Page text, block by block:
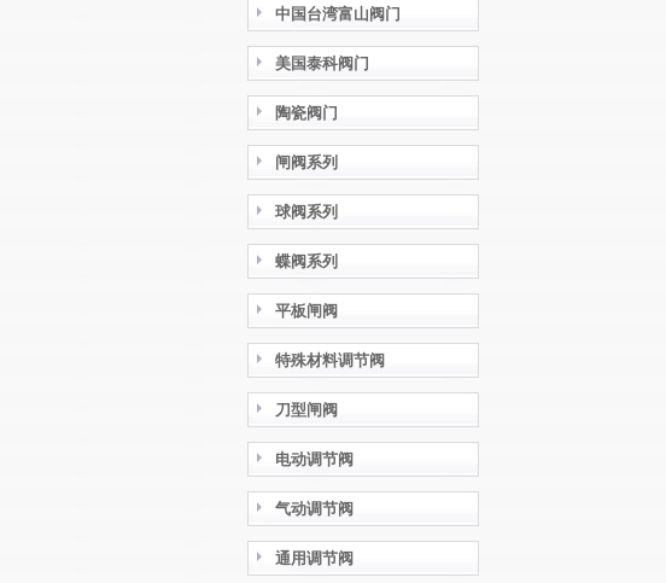
中国台湾富山阀门
美国泰科阀门
陶瓷阀门
闸阀系列
球阀系列
蝶阀系列
平板闸阀
特殊材料调节阀
刀型闸阀
电动调节阀
气动调节阀
通用调节阀